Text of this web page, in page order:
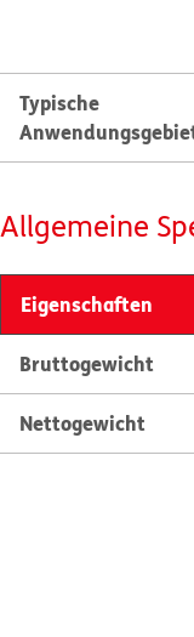
Typische
Allgemeine
Eigenschaften
Bruttogewicht
Nettogewicht